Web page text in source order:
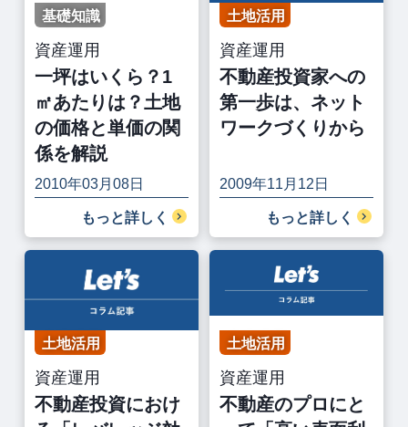
基礎知識
資産運用
一坪はいくら？1
㎡あたりは？土地
の価格と単価の関
係を解説
2010年03月08日
もっと詳しく
土地活用
資産運用
不動産投資家への
第一歩は、ネット
ワークづくりから
2009年11月12日
もっと詳しく
土地活用
資産運用
不動産投資におけ
土地活用
資産運用
不動産のプロにと